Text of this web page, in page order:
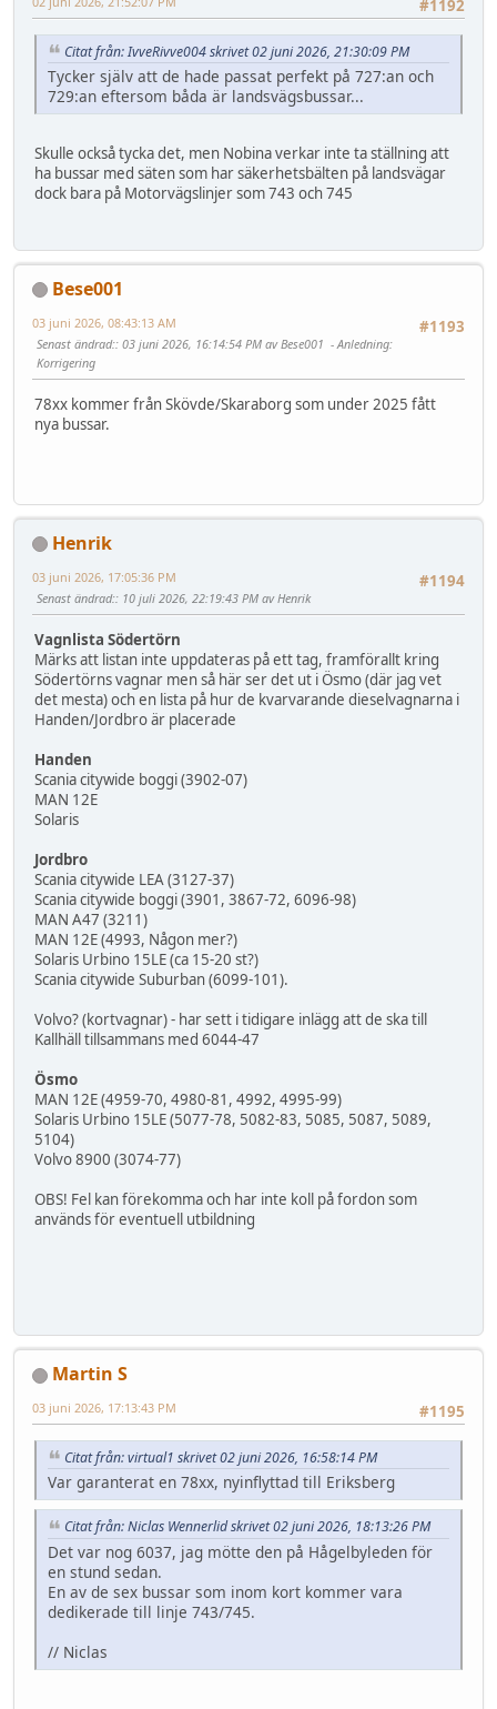
#1192
Citat från: IvveRivve004 skrivet 02 juni 2026, 21:30:09 PM
Tycker själv att de hade passat perfekt på 727:an och
729:an eftersom båda är landsvägsbussar...
Skulle också tycka det, men Nobina verkar inte ta ställning att
ha bussar med säten som har säkerhetsbälten på landsvägar
dock bara på Motorvägslinjer som 743 och 745
Bese001
#1193
03 juni 2026, 08:43:13 AM
Senast ändrad:: 03 juni 2026, 16:14:54 PM av Bese001 Anledning:
Korrigering
78xx kommer från Skövde/Skaraborg som under 2025 fått
nya bussar.
Henrik
#1194
03 juni 2026, 17:05:36 PM
Senast ändrad:: 10 juli 2026, 22:19:43 PM av Henrik
Vagnlista Södertörn
Märks att listan inte uppdateras på ett tag, framförallt kring
Södertörns vagnar men så här ser det ut i Ösmo (där jag vet
det mesta) och en lista på hur de kvarvarande dieselvagnarna i
Handen/Jordbro är placerade
Handen
Scania citywide boggi (3902-07)
MAN 12E
Solaris
Jordbro
Scania citywide LEA (3127-37)
Scania citywide boggi (3901, 3867-72, 6096-98)
MAN A47 (3211)
MAN 12E (4993, Någon mer?)
Solaris Urbino 15LE (ca 15-20 st?)
Scania citywide Suburban (6099-101).
Volvo? (kortvagnar) - har sett i tidigare inlägg att de ska till
Kallhäll tillsammans med 6044-47
Ösmo
MAN 12E (4959-70, 4980-81, 4992, 4995-99)
Solaris Urbino 15LE (5077-78, 5082-83, 5085, 5087, 5089,
5104)
Volvo 8900 (3074-77)
OBS! Fel kan förekomma och har inte koll på fordon som
används för eventuell utbildning
Martin S
#1195
03 juni 2026, 17:13:43 PM
Citat från: virtual1 skrivet 02 juni 2026, 16:58:14 PM
Var garanterat en 78xx, nyinflyttad till Eriksberg
Citat från: Niclas Wennerlid skrivet 02 juni 2026, 18:13:26 PM
Det var nog 6037, jag mötte den på Hågelbyleden för
en stund sedan.
En av de sex bussar som inom kort kommer vara
dedikerade till linje 743/745.
// Niclas